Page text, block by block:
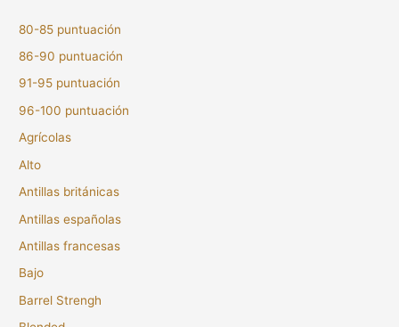
80-85 puntuación
86-90 puntuación
91-95 puntuación
96-100 puntuación
Agrícolas
Alto
Antillas británicas
Antillas españolas
Antillas francesas
Bajo
Barrel Strengh